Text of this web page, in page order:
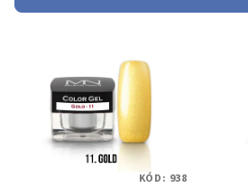
p
KÓD: 938